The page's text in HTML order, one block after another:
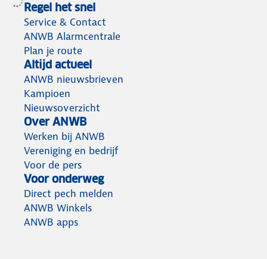
Regel het snel
Service & Contact
ANWB Alarmcentrale
Plan je route
Altijd actueel
ANWB nieuwsbrieven
Kampioen
Nieuwsoverzicht
Over ANWB
Werken bij ANWB
Vereniging en bedrijf
Voor de pers
Voor onderweg
Direct pech melden
ANWB Winkels
ANWB apps